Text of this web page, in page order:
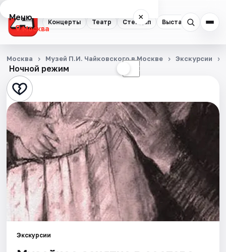
Концерты Театр Стендап Выставки
Меню ×
Москва
Концерты
Театр
Стендап
Выставки
Квесты
Экскурсии
Спорт
События
Ночной режим ☾
Москва Музей П.И. Чайковского в Москве Экскурсии
Экскурсии